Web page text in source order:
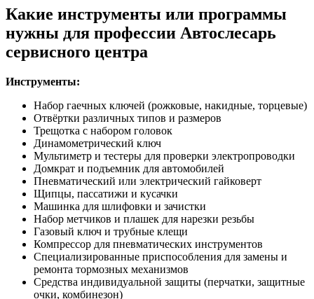
Какие инструменты или программы
нужны для профессии Автослесарь
сервисного центра
Инструменты:
Набор гаечных ключей (рожковые, накидные, торцевые)
Отвёртки различных типов и размеров
Трещотка с набором головок
Динамометрический ключ
Мультиметр и тестеры для проверки электропроводки
Домкрат и подъемник для автомобилей
Пневматический или электрический гайковерт
Щипцы, пассатижи и кусачки
Машинка для шлифовки и зачистки
Набор метчиков и плашек для нарезки резьбы
Газовый ключ и трубные клещи
Компрессор для пневматических инструментов
Специализированные приспособления для замены и
ремонта тормозных механизмов
Средства индивидуальной защиты (перчатки, защитные
очки, комбинезон)